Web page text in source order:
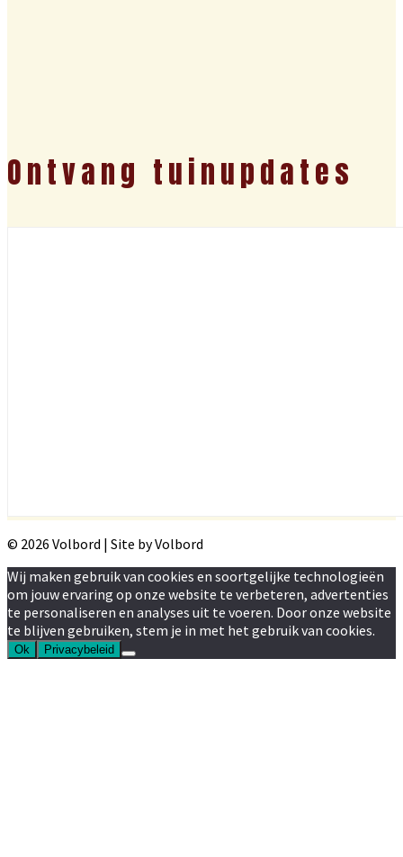
Ontvang tuinupdates
© 2026 Volbord | Site by Volbord
Wij maken gebruik van cookies en soortgelijke technologieën
om jouw ervaring op onze website te verbeteren, advertenties
te personaliseren en analyses uit te voeren. Door onze website
te blijven gebruiken, stem je in met het gebruik van cookies.
Ok Privacybeleid